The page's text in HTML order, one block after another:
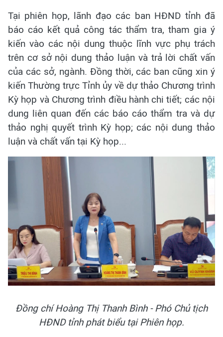
Tại phiên họp, lãnh đạo các ban HĐND tỉnh đã
báo cáo kết quả công tác thẩm tra, tham gia ý
kiến vào các nội dung thuộc lĩnh vực phụ trách
trên cơ sở nội dung thảo luận và trả lời chất vấn
của các sở, ngành. Đồng thời, các ban cũng xin ý
kiến Thường trực Tỉnh ủy về dự thảo Chương trình
Kỳ họp và Chương trình điều hành chi tiết; các nội
dung liên quan đến các báo cáo thẩm tra và dự
thảo nghị quyết trình Kỳ họp; các nội dung thảo
luận và chất vấn tại Kỳ họp...
Đồng chí Hoàng Thị Thanh Bình - Phó Chủ tịch
HĐND tỉnh phát biểu tại Phiên họp.